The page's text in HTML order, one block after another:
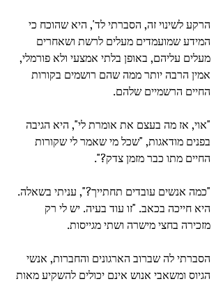
הרקע לשינוי זה, הסברתי לד', היא שהוכח כי
המידע שמועמדים מעלים לרשת ושאחרים
מעלים עליהם, באופן בלתי אמצעי ולא פורמלי,
אמין הרבה יותר ממה שהם רושמים בקורות
החיים הרשמיים שלהם.
"אוי, אז מה בעצם את אומרת לי", היא הגיבה
בפנים מודאגות, "שכל מי שאמר לי שקורות
החיים מתו כבר מזמן צדק?".
"כמה אנשים עובדים תחתייך?", עניתי בשאלה.
היא חייכה בכאב. "זו עוד בעיה. יש לי רק
מזכירה בחצי מישרה ושתי מגייסות.
הסברתי לה שברוב הארגונים והחברות, אנשי
הגיוס ומשאבי אנוש אינם יכולים להשקיע מאות